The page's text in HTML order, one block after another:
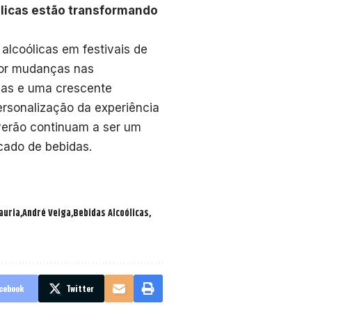
estão transformando
em festivais de
mudanças nas
e uma crescente
da experiência
continuam a ser um
de bebidas.
André Veiga Bebidas Alcoólicas
Twitter